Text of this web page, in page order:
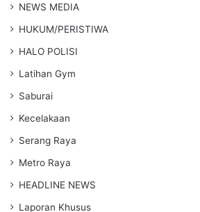
NEWS MEDIA
HUKUM/PERISTIWA
HALO POLISI
Latihan Gym
Saburai
Kecelakaan
Serang Raya
Metro Raya
HEADLINE NEWS
Laporan Khusus